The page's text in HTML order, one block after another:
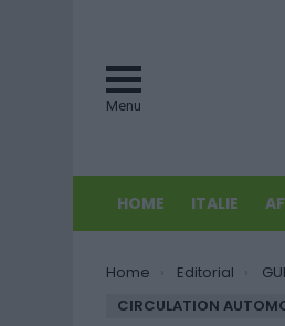
Menu
HOME ITALIE
You are here:
Home Editorial
CIRCULATION